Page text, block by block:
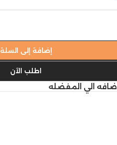
إضافة إلى السلة
اطلب الآن
اضافه الي المفضله